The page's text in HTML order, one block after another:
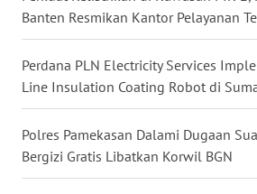
Banten Resmikan Kantor Pelayanan
Perdana PLN Electricity Services
Line Insulation Coating Robot di
Polres Pamekasan Dalami Dugaan
Bergizi Gratis Libatkan Korwil BGN
WN
NUSANTARA
WN
JOGJA
WN
JATIM